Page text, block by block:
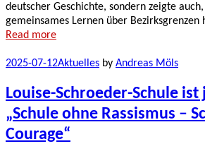
deutscher Geschichte, sondern zeigte
gemeinsames Lernen über Bezirksgrenzen
Read more
2025-07-12Aktuelles by Andreas Möls
Louise-Schroeder-Schule
„Schule ohne Rassismus –
Courage“